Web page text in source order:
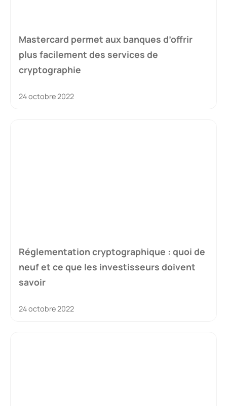
Mastercard permet aux banques d’offrir
plus facilement des services de
cryptographie
24 octobre 2022
Réglementation cryptographique : quoi de
neuf et ce que les investisseurs doivent
savoir
24 octobre 2022